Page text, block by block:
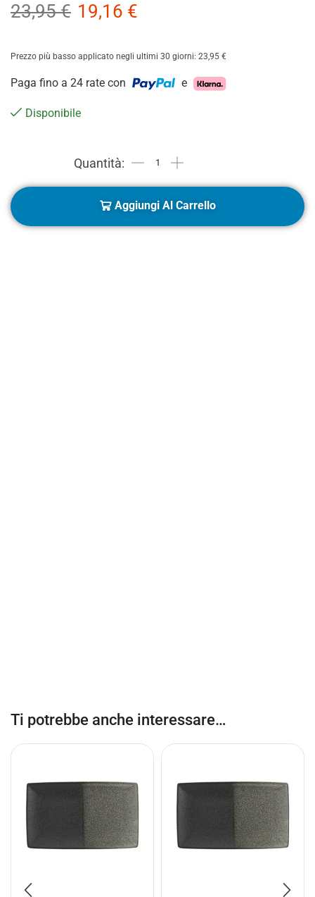
23,95€ 19,16 €
Prezzo più basso applicato negli ultimi 30 giorni: 23,95 €
Paga fino a 24 rate con e
Disponibile
Aggiungi Al Carrello
Ti potrebbe anche interessare…